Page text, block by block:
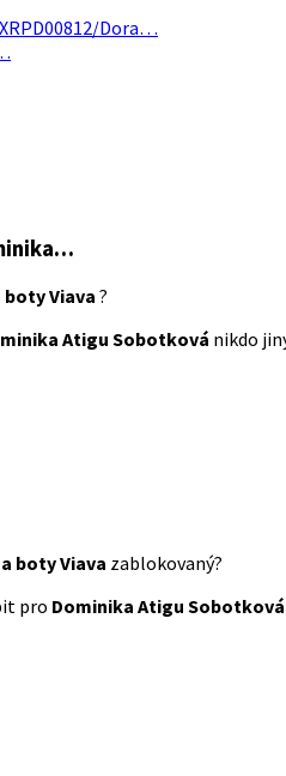
Dora…
boty Viava ?
Atigu Sobotková nikdo
boty Viava zablokovaný?
pro Dominika Atigu Sobotková